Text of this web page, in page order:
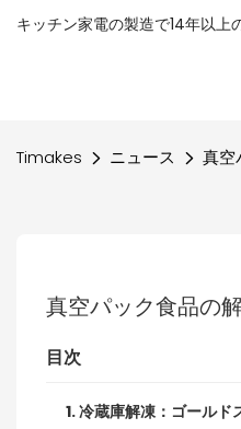
キッチン家電の製造で14年以上
Timakes ニュース 真空
真空パック食品の
目次
1. 冷蔵庫解凍：ゴールド